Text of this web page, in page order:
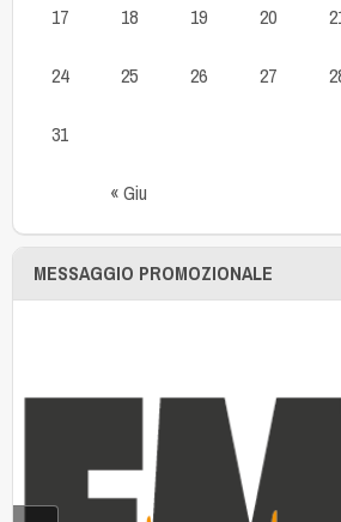
« Giu
17 18 19 20
24 25 26 27
31
MESSAGGIO PROMOZIONALE